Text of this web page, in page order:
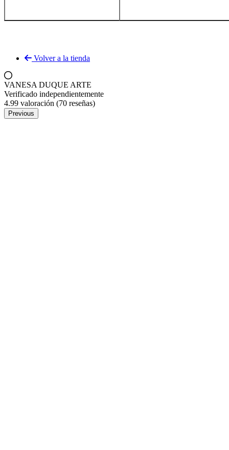
Volver a la tienda
VANESA DUQUE ARTE
Verificado independientemente
4.99 valoración (70 reseñas)
Previous